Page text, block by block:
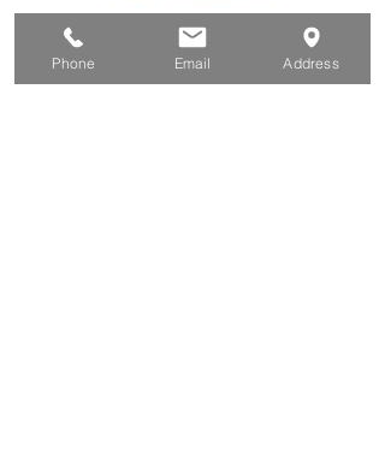
Eventos
Sobre
Phone Email Address